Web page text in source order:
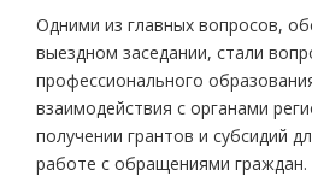
Одними из главных вопросов,
выездном заседании, стали
профессионального
взаимодействия с органами
получении грантов и субсидий
работе с обращениями граждан.